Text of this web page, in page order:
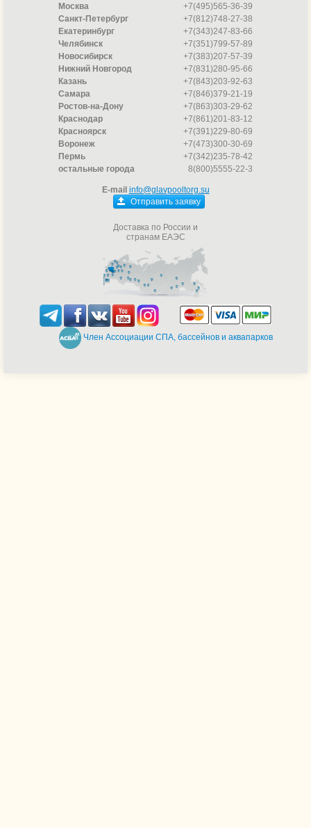
Москва
+7(495)565-36-39
Санкт-Петербург
+7(812)748-27-38
Екатеринбург
+7(343)247-83-66
Челябинск
+7(351)799-57-89
Новосибирск
+7(383)207-57-39
Нижний Новгород
+7(831)280-95-66
Казань
+7(843)203-92-63
Самара
+7(846)379-21-19
Ростов-на-Дону
+7(863)303-29-62
Краснодар
+7(861)201-83-12
Красноярск
+7(391)229-80-69
Воронеж
+7(473)300-30-69
Пермь
+7(342)235-78-42
остальные города
8(800)5555-22-3
E-mail info@glavpooltorg.su
Отправить заявку
Доставка по России и
странам ЕАЭС
Член Ассоциации СПА, бассейнов и аквапарков